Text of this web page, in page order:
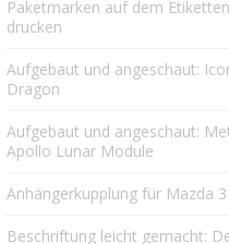
Paketmarken auf dem
drucken
Aufgebaut und angeschaut:
Dragon
Aufgebaut und angeschaut:
Apollo Lunar Module
Anhängerkupplung für Mazda
Beschriftung leicht gemacht: